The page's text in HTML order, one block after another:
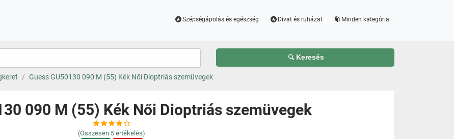
Szépségápolás és egészség Divat és ruházat Minden kategória
Keresés
Guess GU50130 090 M (55) Kék Női Dioptriás szemüvegek
090 M (55) Kék Női Dioptriás szemüvegek
(Összesen 5 értékelés)